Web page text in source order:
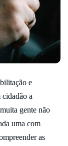
e
a
gente não
uma com
as